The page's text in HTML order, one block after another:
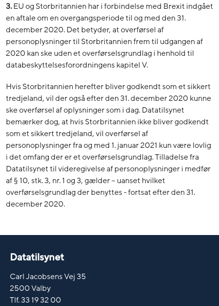
3.EU og Storbritannien har i forbindelse med Brexit indgået
en aftale om en overgangsperiode til og med den 31.
december 2020. Det betyder, at overførsel af
personoplysninger til Storbritannien frem til udgangen af
2020 kan ske uden et overførselsgrundlag i henhold til
databeskyttelsesforordningens kapitel V.
Hvis Storbritannien herefter bliver godkendt som et sikkert
tredjeland, vil der også efter den 31. december 2020 kunne
ske overførsel af oplysninger som i dag. Datatilsynet
bemærker dog, at hvis Storbritannien ikke bliver godkendt
som et sikkert tredjeland, vil overførsel af
personoplysninger fra og med 1. januar 2021 kun være lovlig
i det omfang der er et overførselsgrundlag. Tilladelse fra
Datatilsynet til videregivelse af personoplysninger i medfør
af § 10, stk. 3, nr. 1 og 3, gælder – uanset hvilket
overførselsgrundlag der benyttes - fortsat efter den 31.
december 2020.
Datatilsynet
Carl Jacobsens Vej 35
2500 Valby
Tlf. 33 19 32 00